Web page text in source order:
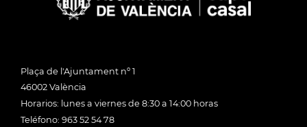
Plaça de l'Ajuntament nº 1
46002 València
Horarios: lunes a viernes de 8:30 a 14:00 horas
Teléfono: 963 52 54 78